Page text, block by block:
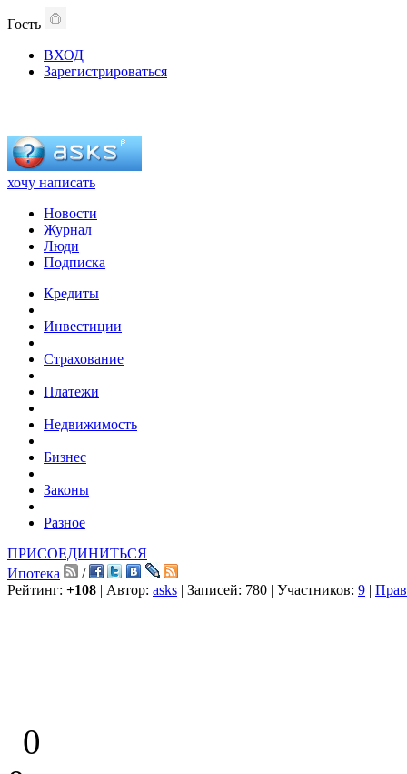
Гость
ВХОД
Зарегистрироваться
хочу написать
Новости
Журнал
Люди
Подписка
Кредиты
|
Инвестиции
|
Страхование
|
Платежи
|
Недвижимость
|
Бизнес
|
Законы
|
Разное
ПРИСОЕДИНИТЬСЯ
Ипотека
/
Рейтинг: +108 | Автор: asks | Записей: 780 | Участников: 9 |
0